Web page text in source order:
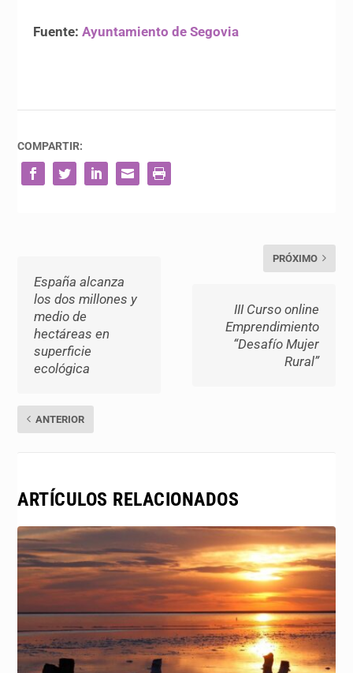
Fuente:Ayuntamiento de Segovia
COMPARTIR:
España alcanza
los dos millones y
medio de
hectáreas en
superficie
ecológica
ANTERIOR
PRÓXIMO
III Curso online
Emprendimiento
“Desafío Mujer
Rural”
ARTÍCULOS RELACIONADOS